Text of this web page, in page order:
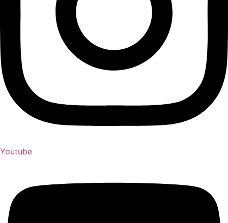
Youtube